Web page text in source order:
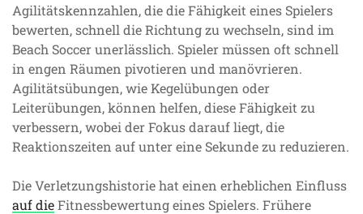
Agilitätskennzahlen, die die Fähigkeit eines Spielers
bewerten, schnell die Richtung zu wechseln, sind im
Beach Soccer unerlässlich. Spieler müssen oft schnell
in engen Räumen pivotieren und manövrieren.
Agilitätsübungen, wie Kegelübungen oder
Leiterübungen, können helfen, diese Fähigkeit zu
verbessern, wobei der Fokus darauf liegt, die
Reaktionszeiten auf unter eine Sekunde zu reduzieren.
Die Verletzungshistorie hat einen erheblichen Einfluss
auf dieFitnessbewertung eines Spielers. Frühere